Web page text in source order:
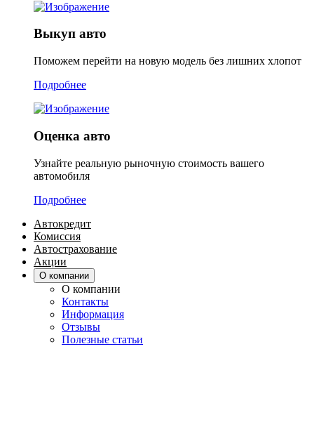
Выкуп авто
Поможем перейти на новую модель без лишних хлопот
Подробнее
Оценка авто
Узнайте реальную рыночную стоимость вашего
автомобиля
Подробнее
Автокредит
Комиссия
Автострахование
Акции
О компании
О компании
Контакты
Информация
Отзывы
Полезные статьи